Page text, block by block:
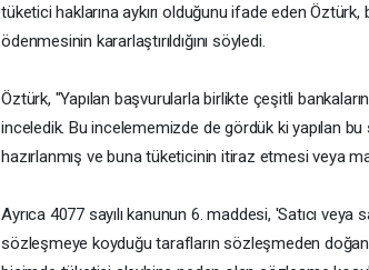
tüketici haklarına aykırı olduğunu ifade eden
ödenmesinin kararlaştırıldığını söyledi.
Öztürk, "Yapılan başvurularla birlikte çeşitli
inceledik. Bu incelememizde de gördük ki yapılan
hazırlanmış ve buna tüketicinin itiraz etmesi veya
Ayrıca 4077 sayılı kanunun 6. maddesi, 'Satıcı
sözleşmeye koyduğu tarafların sözleşmeden doğan